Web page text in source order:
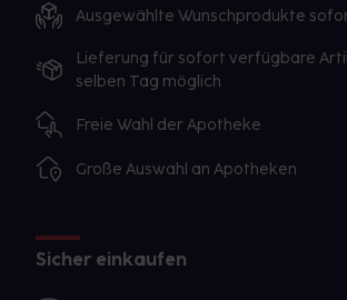
Ausgewählte Wunschprodukte
Lieferung für sofort verfügbare
selben Tag möglich
Freie Wahl der Apotheke
Große Auswahl an Apotheken
Sicher einkaufen